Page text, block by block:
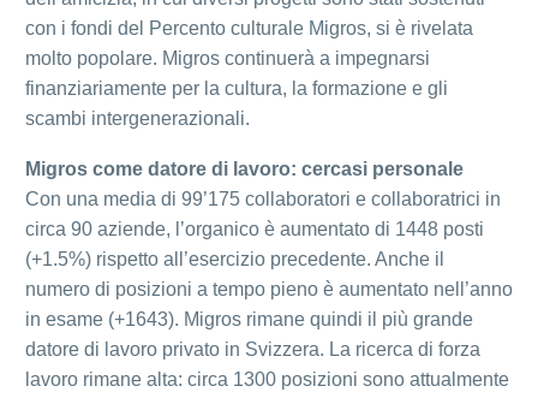
con i fondi del Percento culturale Migros, si è rivelata
molto popolare. Migros continuerà a impegnarsi
finanziariamente per la cultura, la formazione e gli
scambi intergenerazionali.
Migros come datore di lavoro: cercasi personale
Con una media di 99’175 collaboratori e collaboratrici in
circa 90 aziende, l’organico è aumentato di 1448 posti
(+1.5%) rispetto all’esercizio precedente. Anche il
numero di posizioni a tempo pieno è aumentato nell’anno
in esame (+1643). Migros rimane quindi il più grande
datore di lavoro privato in Svizzera. La ricerca di forza
lavoro rimane alta: circa 1300 posizioni sono attualmente